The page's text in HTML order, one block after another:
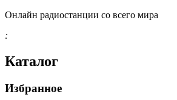
Онлайн радиостанции со всего мира
:
Каталог
Избранное